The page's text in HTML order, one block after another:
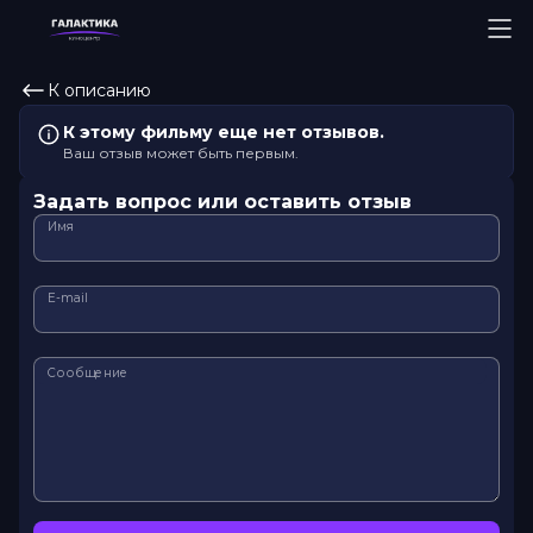
К описанию
К этому фильму еще нет отзывов.
Ваш отзыв может быть первым.
Задать вопрос или оставить отзыв
Имя
E-mail
Сообщение